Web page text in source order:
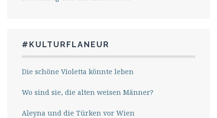
#KULTURFLANEUR
Die schöne Violetta könnte leben
Wo sind sie, die alten weisen Männer?
Aleyna und die Türken vor Wien